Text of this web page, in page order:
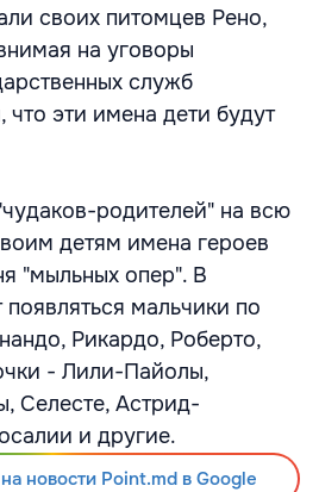
своих питомцев Рено,
на уговоры
служб
что эти имена дети будут
родителей" на всю
детям имена героев
"мыльных опер". В
мальчики по
Рикардо, Роберто,
- Лили-Пайолы,
Селесте, Астрид-
и другие.
новости Point.md в Google